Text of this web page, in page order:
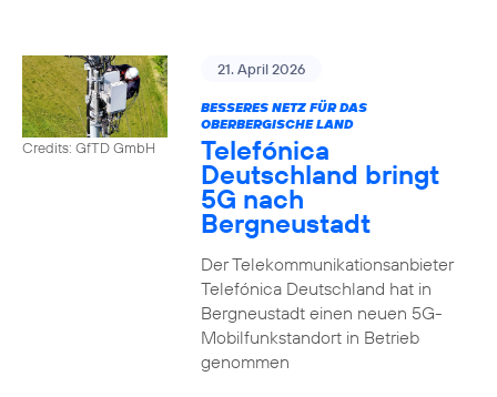
Credits: GfTD GmbH
21. April 2026
BESSERES NETZ FÜR DAS
OBERBERGISCHE LAND
Telefónica
Deutschland bringt
5G nach
Bergneustadt
Der Telekommunikationsanbieter
Telefónica Deutschland hat in
Bergneustadt einen neuen 5G-
Mobilfunkstandort in Betrieb
genommen